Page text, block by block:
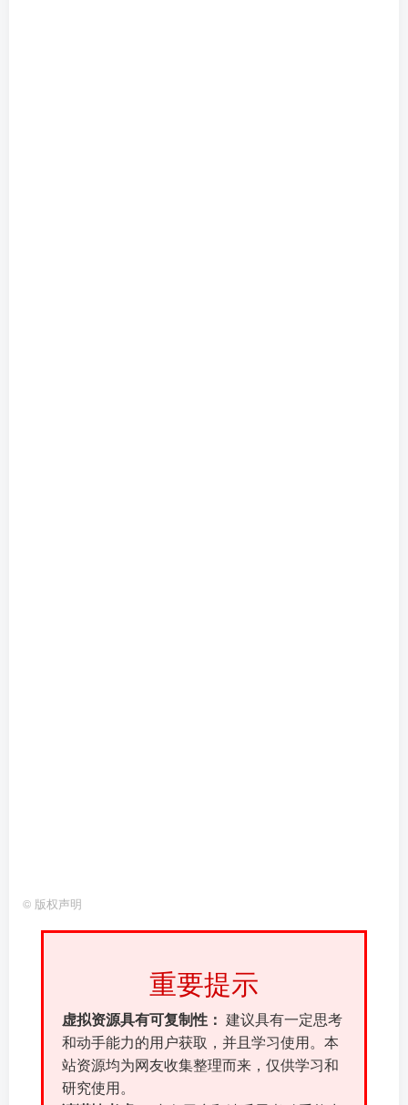
© 版权声明
重要提示
虚拟资源具有可复制性： 建议具有一定思考
和动手能力的用户获取，并且学习使用。本
站资源均为网友收集整理而来，仅供学习和
研究使用。